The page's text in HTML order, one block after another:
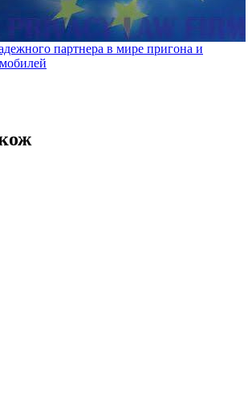
партнера в мире пригона и